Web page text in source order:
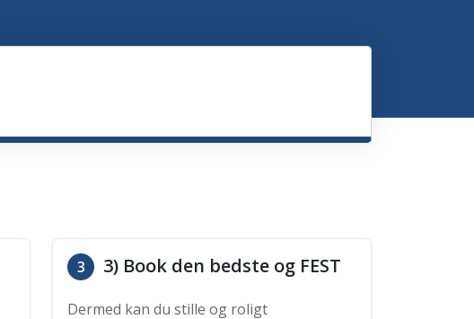
3 3) Book den bedste og FEST
Dermed kan du stille og roligt